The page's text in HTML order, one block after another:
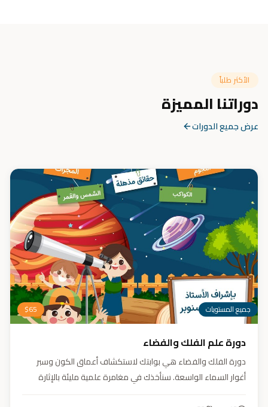
الأكثر طلباً
دوراتنا المميزة
عرض جميع الدورات
جميع المستويات $65
دورة علم الفلك والفضاء
دورة الفلك والفضاء هي بوابتك لاستكشاف أعماق الكون وسبر
أغوار السماء الواسعة. سنأخذك في مغامرة علمية مليئة بالإثارة